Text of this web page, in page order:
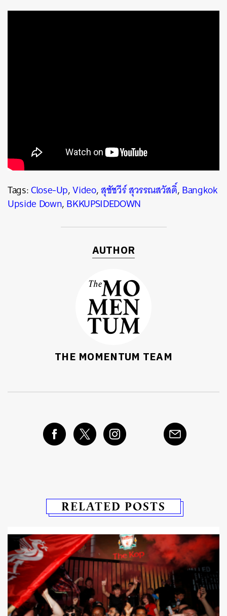
Tags:Close-Up,Video,สุชัชวีร์ สุวรรณสวัสดิ์,Bangkok
Upside Down,BKKUPSIDEDOWN
AUTHOR
THE MOMENTUM TEAM
RELATED POSTS
SHARE TWEET LINE EMAIL